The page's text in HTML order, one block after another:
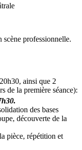
scène professionnelle.
ainsi que 2
de la première séance):
des bases
découverte de la
pièce, répétition et